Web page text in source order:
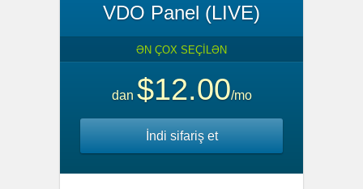
VDO Panel (LIVE)
ƏN ÇOX SEÇİLƏN
dan $12.00/mo
İndi sifariş et